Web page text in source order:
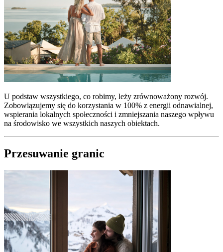
U podstaw wszystkiego, co robimy, leży zrównoważony rozwój.
Zobowiązujemy się do korzystania w 100% z energii odnawialnej,
wspierania lokalnych społeczności i zmniejszania naszego wpływu
na środowisko we wszystkich naszych obiektach.
Przesuwanie granic